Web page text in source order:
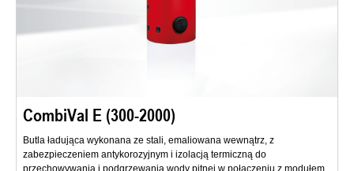
CombiVal E (300-2000)
Butla ładująca wykonana ze stali, emaliowana wewnątrz, z
zabezpieczeniem antykorozyjnym i izolacją termiczną do
przechowywania i podgrzewania wody pitnej w połączeniu z modułem